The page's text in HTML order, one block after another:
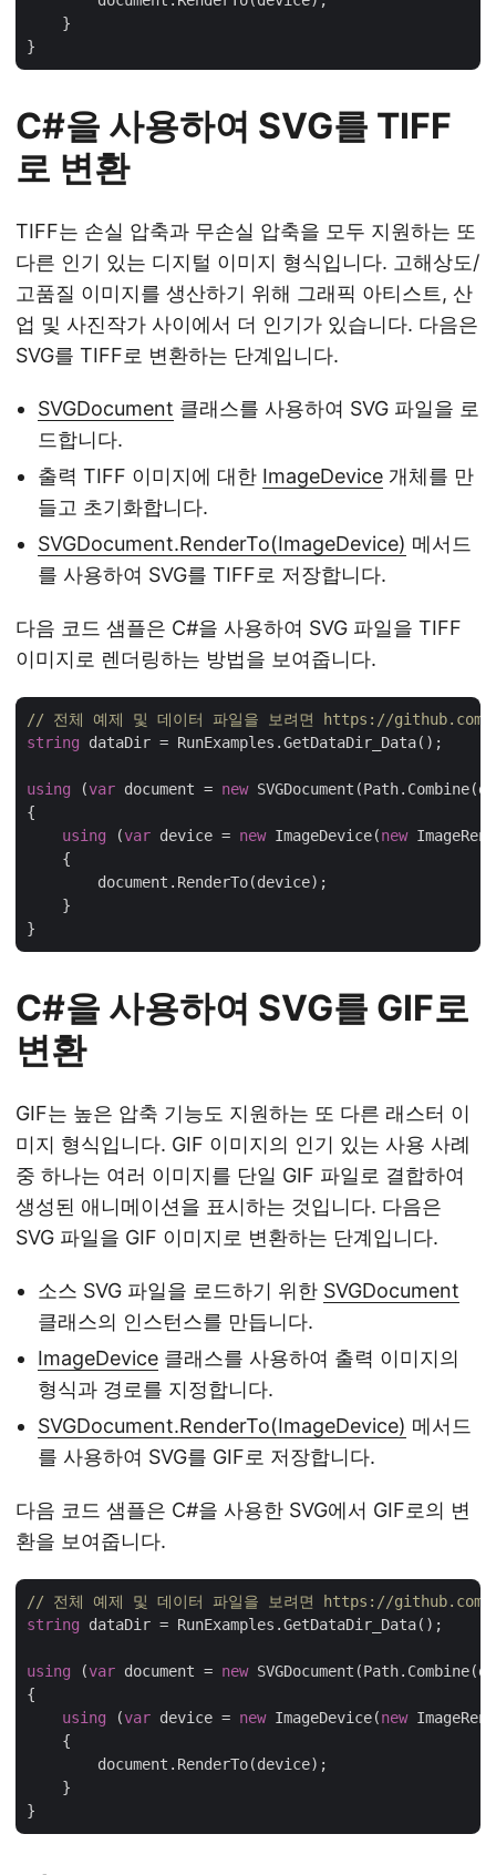
    }
C#을 사용하여 SVG를 TIFF
로 변환
TIFF는 손실 압축과 무손실 압축을 모두 지원하는 또
다른 인기 있는 디지털 이미지 형식입니다. 고해상도/
고품질 이미지를 생산하기 위해 그래픽 아티스트, 산
업 및 사진작가 사이에서 더 인기가 있습니다. 다음은
SVG를 TIFF로 변환하는 단계입니다.
SVGDocument 클래스를 사용하여 SVG 파일을 로
드합니다.
출력 TIFF 이미지에 대한 ImageDevice 개체를 만
들고 초기화합니다.
SVGDocument.RenderTo(ImageDevice) 메서드
를 사용하여 SVG를 TIFF로 저장합니다.
다음 코드 샘플은 C#을 사용하여 SVG 파일을 TIFF
이미지로 렌더링하는 방법을 보여줍니다.
// 전체 예제 및 데이터 파일을 보려면 https://github.com/
string dataDir = RunExamples.GetDataDir_Data();
using (var document = new
{
using (var device = new ImageDevice(new
    {
        document.RenderTo(device);
    }
C#을 사용하여 SVG를 GIF로
변환
GIF는 높은 압축 기능도 지원하는 또 다른 래스터 이
미지 형식입니다. GIF 이미지의 인기 있는 사용 사례
중 하나는 여러 이미지를 단일 GIF 파일로 결합하여
생성된 애니메이션을 표시하는 것입니다. 다음은
SVG 파일을 GIF 이미지로 변환하는 단계입니다.
소스 SVG 파일을 로드하기 위한 SVGDocument
클래스의 인스턴스를 만듭니다.
ImageDevice 클래스를 사용하여 출력 이미지의
형식과 경로를 지정합니다.
SVGDocument.RenderTo(ImageDevice) 메서드
를 사용하여 SVG를 GIF로 저장합니다.
다음 코드 샘플은 C#을 사용한 SVG에서 GIF로의 변
환을 보여줍니다.
// 전체 예제 및 데이터 파일을 보려면 https://github.com/
string dataDir = RunExamples.GetDataDir_Data();
using (var document = new
{
using (var device = new ImageDevice(new
    {
        document.RenderTo(device);
    }